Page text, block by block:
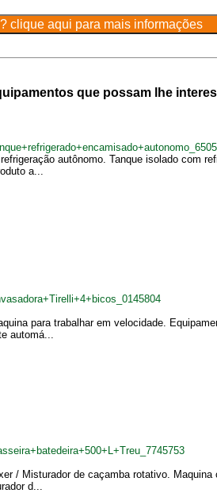
que possam lhe
autônomo. Tanque isolado com
a...
para trabalhar em velocidade.
automá...
/ Misturador de caçamba rotativo.
d...